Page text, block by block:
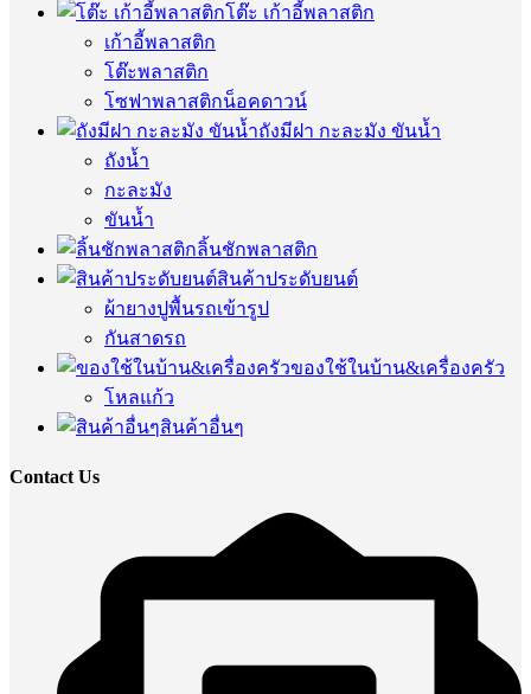
โต๊ะ เก้าอี้พลาสติก
เก้าอี้พลาสติก
โต๊ะพลาสติก
โซฟาพลาสติกน็อคดาวน์
ถังมีฝา กะละมัง ขันน้ำ
ถังน้ำ
กะละมัง
ขันน้ำ
ลิ้นชักพลาสติก
สินค้าประดับยนต์
ผ้ายางปูพื้นรถเข้ารูป
กันสาดรถ
ของใช้ในบ้าน&เครื่องครัว
โหลแก้ว
สินค้าอื่นๆ
Contact Us